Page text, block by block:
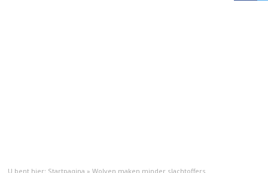
U bent hier: Startpagina » Wolven maken minder slachtoffers